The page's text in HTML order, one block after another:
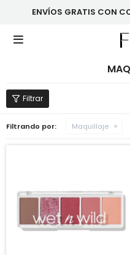
ENVÍOS GRATIS CON

Filtrando por: Maquillaje